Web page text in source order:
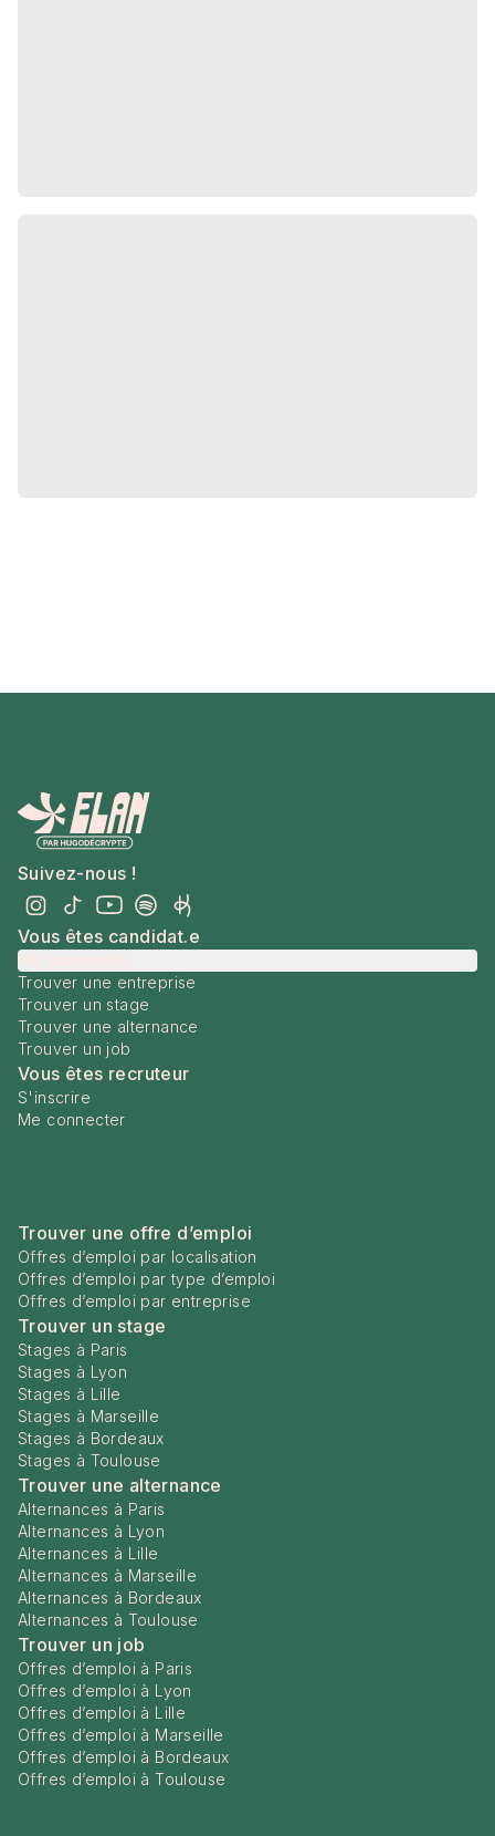
Suivez-nous !
Vous êtes candidat.e
Trouver une entreprise
Trouver un stage
Trouver une alternance
Trouver un job
Vous êtes recruteur
S'inscrire
Me connecter
Trouver une offre d’emploi
Offres d’emploi par localisation
Offres d’emploi par type d’emploi
Offres d’emploi par entreprise
Trouver un stage
Stages à Paris
Stages à Lyon
Stages à Lille
Stages à Marseille
Stages à Bordeaux
Stages à Toulouse
Trouver une alternance
Alternances à Paris
Alternances à Lyon
Alternances à Lille
Alternances à Marseille
Alternances à Bordeaux
Alternances à Toulouse
Trouver un job
Offres d’emploi à Paris
Offres d’emploi à Lyon
Offres d’emploi à Lille
Offres d’emploi à Marseille
Offres d’emploi à Bordeaux
Offres d’emploi à Toulouse